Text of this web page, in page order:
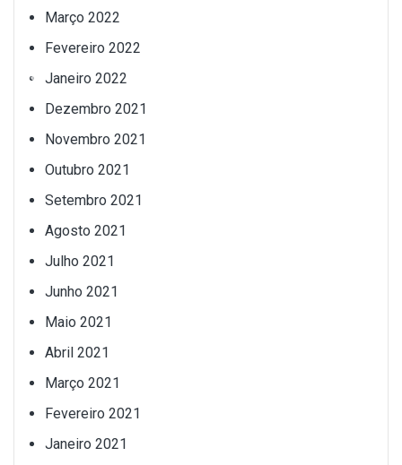
Março 2022
Fevereiro 2022
Janeiro 2022
Dezembro 2021
Novembro 2021
Outubro 2021
Setembro 2021
Agosto 2021
Julho 2021
Junho 2021
Maio 2021
Abril 2021
Março 2021
Fevereiro 2021
Janeiro 2021